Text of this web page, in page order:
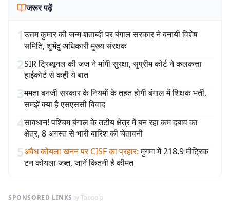
जरूर पढ़ें
1उत्तम कुमार की जन्म शताब्दी पर बंगाल सरकार ने बनायी विशेष
समिति, शुभेंदु अधिकारी मुख्य संरक्षक
2SIR ट्रिब्यूनल की जज ने मांगी सुरक्षा, सुप्रीम कोर्ट ने कलकत्ता
हाईकोर्ट से कही ये बात
3ममता बनर्जी सरकार के नियमों के तहत होगी बंगाल में शिक्षक भर्ती,
समझें क्या है एसएससी विवाद
4सावधान! पश्चिम बंगाल के तटीय क्षेत्र में बन रहा कम दबाव का
क्षेत्र, 8 अगस्त से भारी बारिश की चेतावनी
5अवैध कोयला खनन पर CISF का प्रहार: मुगमा में 218.9 मीट्रिक
टन कोयला जब्त, जानें कितनी है कीमत
SPONSORED LINKSby Taboola